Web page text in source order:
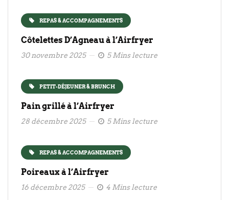
REPAS & ACCOMPAGNEMENTS
Côtelettes D’Agneau à l’Airfryer
30 novembre 2025 5 Mins lecture
PETIT-DÉJEUNER & BRUNCH
Pain grillé à l’Airfryer
28 décembre 2025 5 Mins lecture
REPAS & ACCOMPAGNEMENTS
Poireaux à l’Airfryer
16 décembre 2025 4 Mins lecture